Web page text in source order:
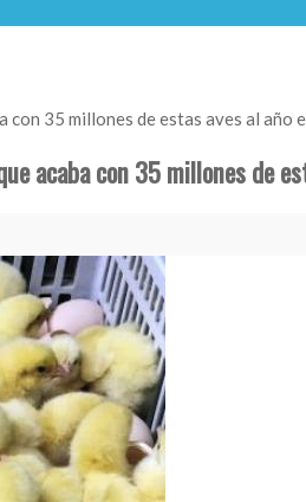
35 millones de estas aves al año
acaba con 35 millones de